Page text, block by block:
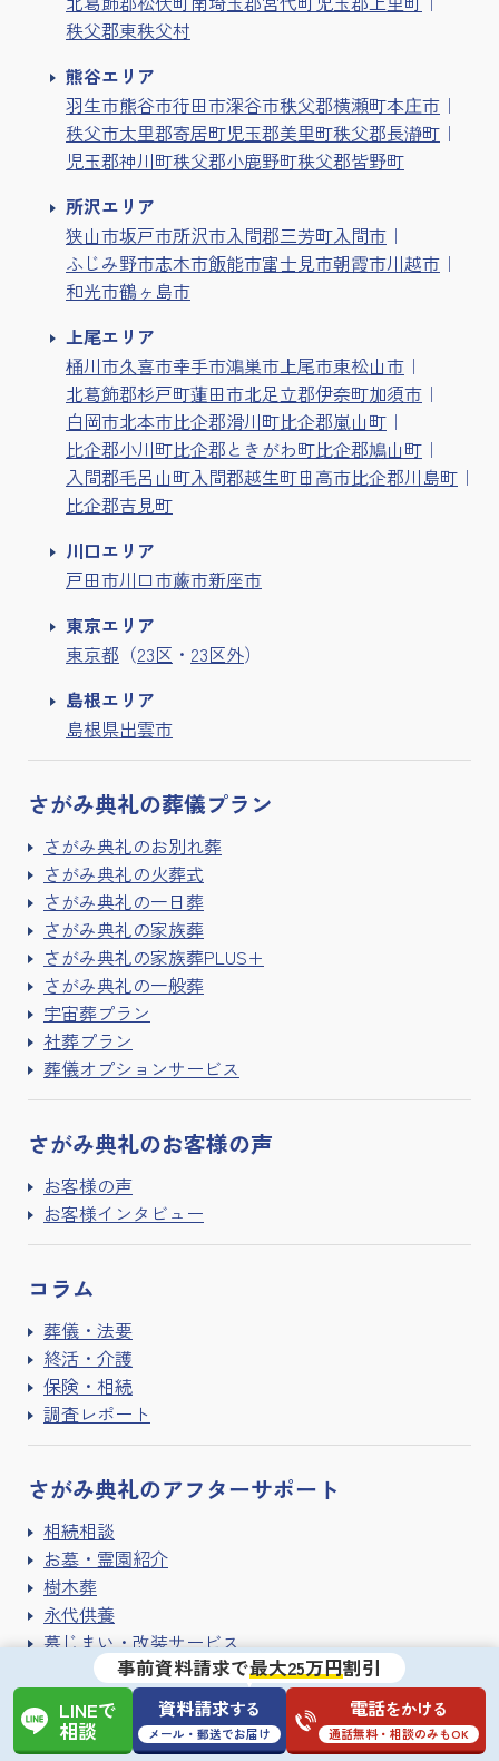
秩父郡東秩父村
熊谷エリア
羽生市熊谷市行田市深谷市秩父郡横瀬町本庄市
秩父市大里郡寄居町児玉郡美里町秩父郡長瀞町
児玉郡神川町秩父郡小鹿野町秩父郡皆野町
所沢エリア
狭山市坂戸市所沢市入間郡三芳町入間市
ふじみ野市志木市飯能市富士見市朝霞市川越市
和光市鶴ヶ島市
上尾エリア
桶川市久喜市幸手市鴻巣市 上尾市東松山市
北葛飾郡杉戸町蓮田市北足立郡伊奈町加須市
白岡市北本市比企郡滑川町比企郡嵐山町
比企郡小川町比企郡ときがわ町比企郡鳩山町
入間郡毛呂山町入間郡越生町日高市比企郡川島町
比企郡吉見町
川口エリア
戸田市川口市蕨市新座市
東京エリア
東京都 （23区 ・ 23区外）
島根エリア
島根県出雲市
さがみ典礼の葬儀プラン
さがみ典礼のお別れ葬
さがみ典礼の火葬式
さがみ典礼の一日葬
さがみ典礼の家族葬
さがみ典礼の家族葬PLUS+
さがみ典礼の一般葬
宇宙葬プラン
社葬プラン
葬儀オプションサービス
さがみ典礼のお客様の声
お客様の声
お客様インタビュー
コラム
葬儀・法要
終活・介護
保険・相続
調査レポート
さがみ典礼のアフターサポート
相続相談
お墓・霊園紹介
樹木葬
永代供養
墓じまい・改装サービス
手元供養
遺品整理・ハウスクリーニング
寺院紹介サービス
事前資料請求で最大25万円割引
LINEで
相談
資料請求する
メール・郵送でお届け
電話をかける
通話無料・相談のみもOK